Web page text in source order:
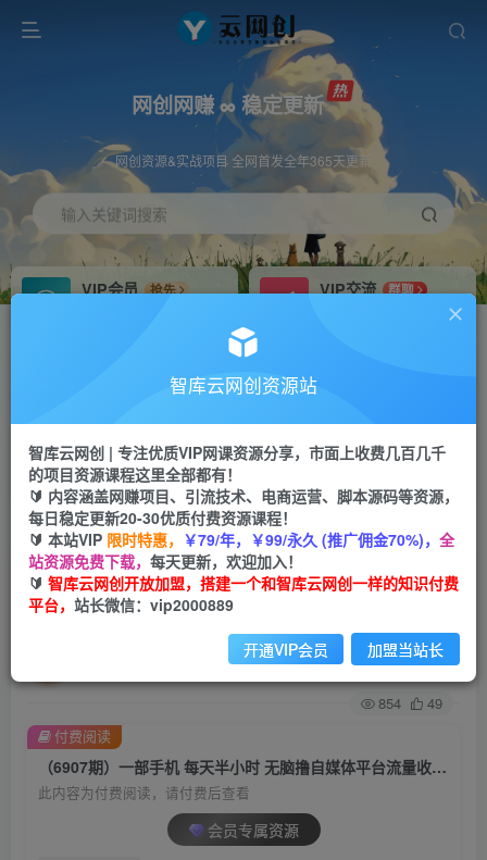
网创网赚 ∞ 稳定更新
网创资源&实战项目 全网首发全年365天更新
输入关键词搜索
VIP会员
抢先
VIP交流
群聊
研究探讨更多创业项目路子。
会员专属推广链接
网赚网创 项目
365天稳定跟新
APP下载
GO
首页 创业课程 会员专属 正文
（6907期）一部手机 每天半小时 无脑撸自媒体平
台流量收益 门槛最低 日入100+
关注 私信
854 49
（6907期）一部手机 每天半小时 无脑撸自媒体平台流量收益 门槛最低 日入100+
此内容为付费阅读，请付费后查看
会员专属资源
付费阅读
智库云网创资源站
智库云网创 | 专注优质VIP网课资源分享，市面上收费几百几千
的项目资源课程这里全部都有！
🔰 内容涵盖网赚项目、引流技术、电商运营、脚本源码等资源，
每日稳定更新20-30优质付费资源课程！
🔰 本站VIP 限时特惠， ￥79/年，￥99/永久 (推广佣金70%)， 全
站资源免费下载， 每天更新，欢迎加入！
🔰 智库云网创开放加盟，搭建一个和智库云网创一样的知识付费
平台， 站长微信：vip2000889
开通VIP会员 加盟当站长